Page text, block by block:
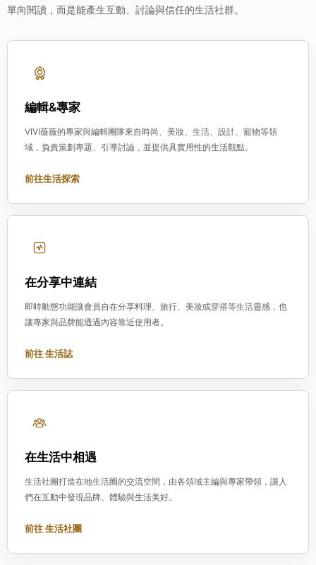
單向閱讀，而是能產生互動、討論與信任的生活社群。
編輯&專家
VIVI薇薇的專家與編輯團隊來自時尚、美妝、生活、設計、寵物等領
域，負責策劃專題、引導討論，並提供具實用性的生活觀點。
前往生活探索
在分享中連結
即時動態功能讓會員自在分享料理、旅行、美妝或穿搭等生活靈感，也
讓專家與品牌能透過內容靠近使用者。
前往 生活誌
在生活中相遇
生活社團打造在地生活圈的交流空間，由各領域主編與專家帶領，讓人
們在互動中發現品牌、體驗與生活美好。
前往 生活社團